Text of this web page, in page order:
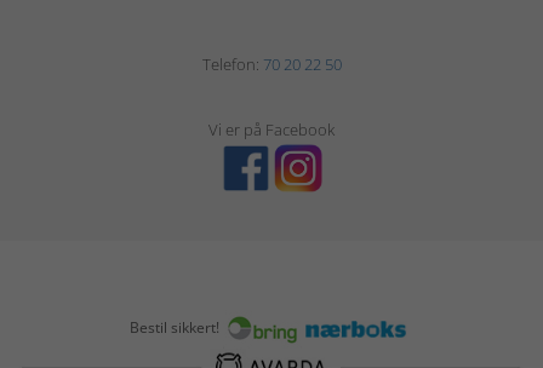
Telefon: 70 20 22 50
Vi er på Facebook
Bestil sikkert!